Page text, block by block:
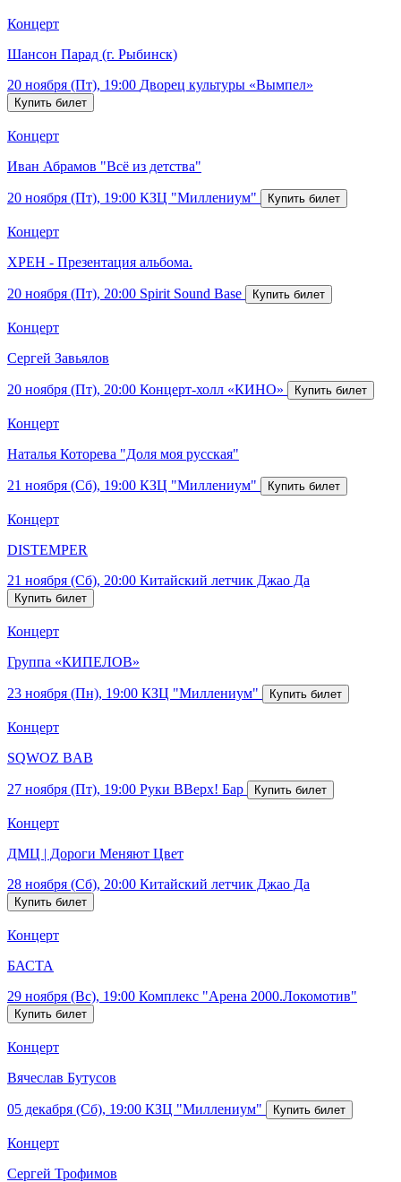
Концерт
Шансон Парад (г. Рыбинск)
20 ноября (Пт), 19:00 Дворец культуры «Вымпел»
Концерт
Иван Абрамов "Всё из детства"
20 ноября (Пт), 19:00 КЗЦ "Миллениум"
Концерт
ХРЕН - Презентация альбома.
20 ноября (Пт), 20:00 Spirit Sound Base
Концерт
Сергей Завьялов
20 ноября (Пт), 20:00 Концерт-холл «КИНО»
Концерт
Наталья Которева "Доля моя русская"
21 ноября (Сб), 19:00 КЗЦ "Миллениум"
Концерт
DISTEMPER
21 ноября (Сб), 20:00 Китайский летчик Джао Да
Концерт
Группа «КИПЕЛОВ»
23 ноября (Пн), 19:00 КЗЦ "Миллениум"
Концерт
SQWOZ BAB
27 ноября (Пт), 19:00 Руки ВВерх! Бар
Концерт
ДМЦ | Дороги Меняют Цвет
28 ноября (Сб), 20:00 Китайский летчик Джао Да
Концерт
БАСТА
29 ноября (Вс), 19:00 Комплекс "Арена 2000.Локомотив"
Концерт
Вячеслав Бутусов
05 декабря (Сб), 19:00 КЗЦ "Миллениум"
Концерт
Сергей Трофимов